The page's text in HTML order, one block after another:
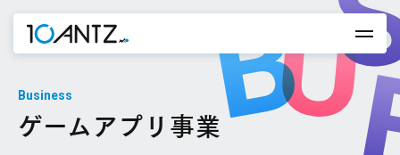
Business
ゲームアプリ事業